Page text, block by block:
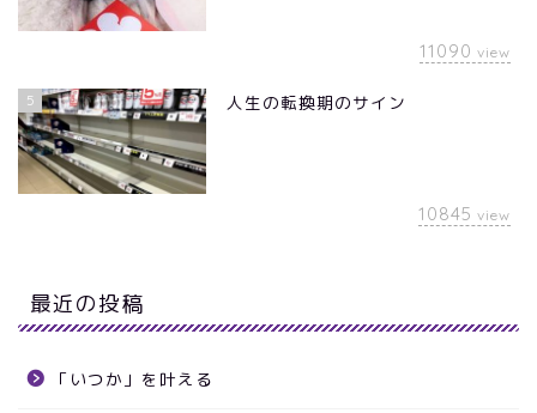
11090 view
5 人生の転換期のサイン
10845 view
最近の投稿
「いつか」を叶える